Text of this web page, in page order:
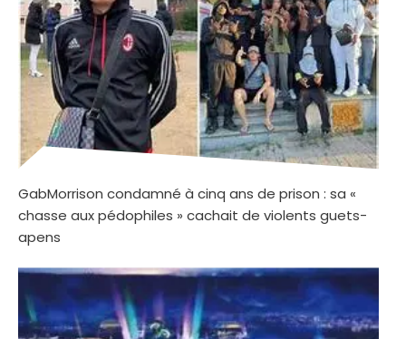
GabMorrison condamné à cinq ans de prison : sa «
chasse aux pédophiles » cachait de violents guets-
apens